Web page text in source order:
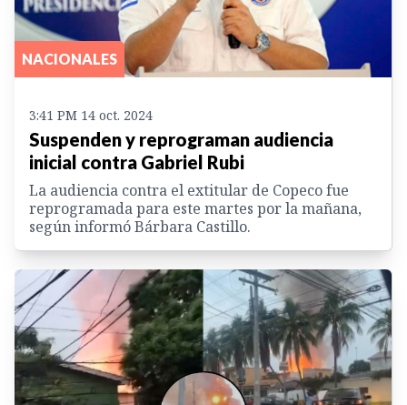
NACIONALES
3:41 PM 14 oct. 2024
Suspenden y reprograman audiencia
inicial contra Gabriel Rubi
La audiencia contra el extitular de Copeco fue
reprogramada para este martes por la mañana,
según informó Bárbara Castillo.